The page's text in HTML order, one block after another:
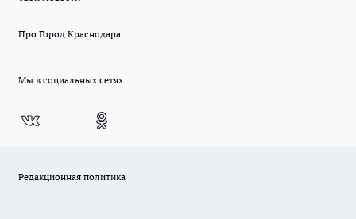
Про Город Краснодара
Мы в социальных сетях
Редакционная политика